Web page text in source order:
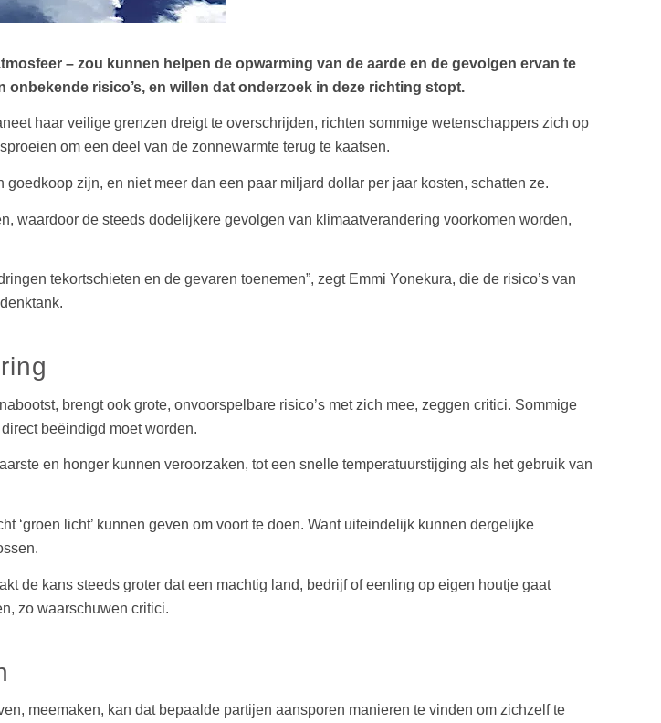
– zou kunnen helpen de opwarming van de aarde en de gevolgen ervan te
risico’s, en willen dat onderzoek in deze richting stopt.
haar veilige grenzen dreigt te overschrijden, richten sommige wetenschappers zich op
om een deel van de zonnewarmte terug te kaatsen.
zijn, en niet meer dan een paar miljard dollar per jaar kosten, schatten ze.
waardoor de steeds dodelijkere gevolgen van klimaatverandering voorkomen worden,
tekortschieten en de gevaren toenemen”, zegt Emmi Yonekura, die de risico’s van
brengt ook grote, onvoorspelbare risico’s met zich mee, zeggen critici. Sommige
beëindigd moet worden.
en honger kunnen veroorzaken, tot een snelle temperatuurstijging als het gebruik van
‘groen licht’ kunnen geven om voort te doen. Want uiteindelijk kunnen dergelijke
de kans steeds groter dat een machtig land, bedrijf of eenling op eigen houtje gaat
zo waarschuwen critici.
meemaken, kan dat bepaalde partijen aansporen manieren te vinden om zichzelf te